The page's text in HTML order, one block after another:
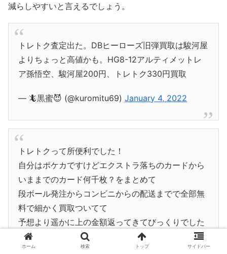
減らしやすいと言えるでしょう。
トレトク査定出た。DBヒーローズ旧弾買取は駿河屋
よりちょっと高値かも。HG8-12アルティメットレ
ア孫悟空、駿河屋200円、トレトク330円買取
— 🦎黒蜜😈 (@kuromitu69)January 4, 2022
トレトクって所便利でした！
自分はポケカですけどエクストラ落ちのカードから
いままでのカード何千枚？をまとめて
段ボール発注からコンビニからの配送までで全部無
料で細かく買取ついてて
予想より遥かに上の金額返ってきてびっくりでした
— なまちゃ (@namaonePeace)April 13, 2023
ホーム 検索 トップ サイドバー